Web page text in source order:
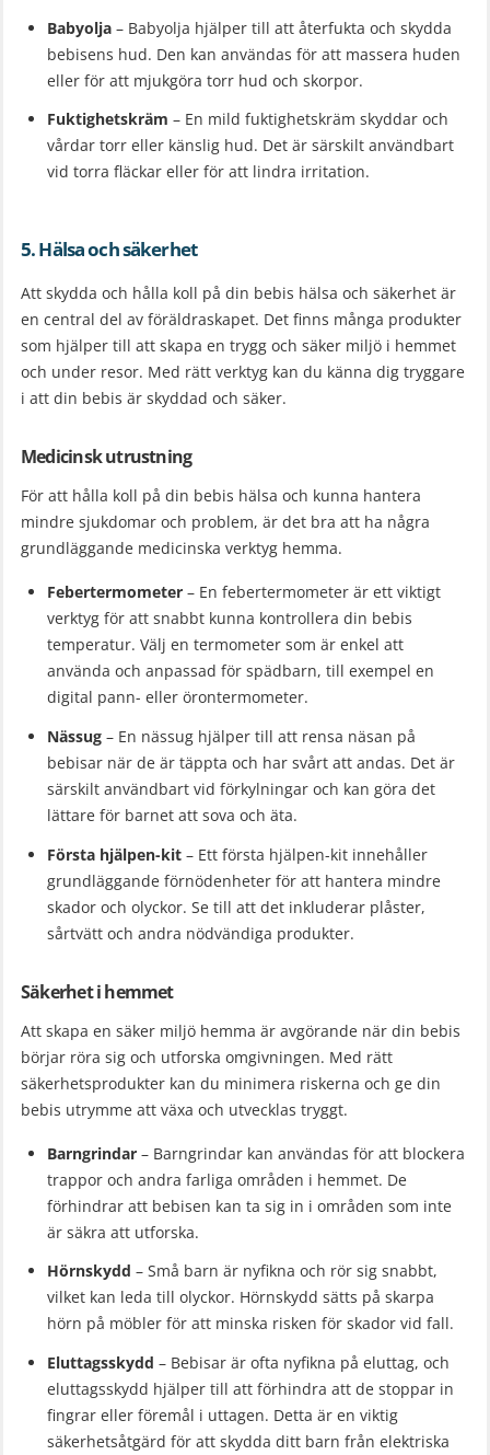
Babyolja – Babyolja hjälper till att återfukta och skydda
bebisens hud. Den kan användas för att massera huden
eller för att mjukgöra torr hud och skorpor.
Fuktighetskräm – En mild fuktighetskräm skyddar och
vårdar torr eller känslig hud. Det är särskilt användbart
vid torra fläckar eller för att lindra irritation.
5. Hälsa och säkerhet
Att skydda och hålla koll på din bebis hälsa och säkerhet är
en central del av föräldraskapet. Det finns många produkter
som hjälper till att skapa en trygg och säker miljö i hemmet
och under resor. Med rätt verktyg kan du känna dig tryggare
i att din bebis är skyddad och säker.
Medicinsk utrustning
För att hålla koll på din bebis hälsa och kunna hantera
mindre sjukdomar och problem, är det bra att ha några
grundläggande medicinska verktyg hemma.
Febertermometer – En febertermometer är ett viktigt
verktyg för att snabbt kunna kontrollera din bebis
temperatur. Välj en termometer som är enkel att
använda och anpassad för spädbarn, till exempel en
digital pann- eller örontermometer.
Nässug – En nässug hjälper till att rensa näsan på
bebisar när de är täppta och har svårt att andas. Det är
särskilt användbart vid förkylningar och kan göra det
lättare för barnet att sova och äta.
Första hjälpen-kit – Ett första hjälpen-kit innehåller
grundläggande förnödenheter för att hantera mindre
skador och olyckor. Se till att det inkluderar plåster,
sårtvätt och andra nödvändiga produkter.
Säkerhet i hemmet
Att skapa en säker miljö hemma är avgörande när din bebis
börjar röra sig och utforska omgivningen. Med rätt
säkerhetsprodukter kan du minimera riskerna och ge din
bebis utrymme att växa och utvecklas tryggt.
Barngrindar – Barngrindar kan användas för att blockera
trappor och andra farliga områden i hemmet. De
förhindrar att bebisen kan ta sig in i områden som inte
är säkra att utforska.
Hörnskydd – Små barn är nyfikna och rör sig snabbt,
vilket kan leda till olyckor. Hörnskydd sätts på skarpa
hörn på möbler för att minska risken för skador vid fall.
Eluttagsskydd – Bebisar är ofta nyfikna på eluttag, och
eluttagsskydd hjälper till att förhindra att de stoppar in
fingrar eller föremål i uttagen. Detta är en viktig
säkerhetsåtgärd för att skydda ditt barn från elektriska